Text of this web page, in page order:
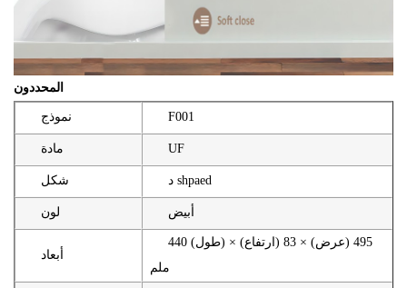
المحددون
نموذج F001
مادة UF
شكل د shpaed
لون أبيض
أبعاد
440 (طول) × 495 (عرض) × 83 (ارتفاع)
ملم